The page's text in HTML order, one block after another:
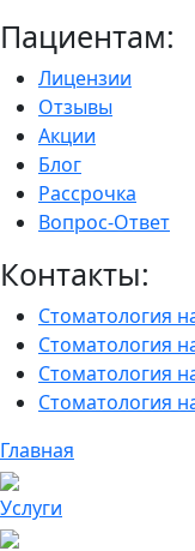
Пациентам:
Лицензии
Отзывы
Акции
Блог
Рассрочка
Вопрос-Ответ
Контакты:
Стоматология
Стоматология
Стоматология
Стоматология
Главная
Услуги